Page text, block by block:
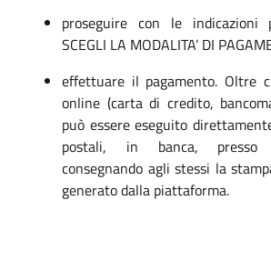
proseguire con le indicazioni
SCEGLI LA MODALITA’ DI
effettuare il pagamento. Oltre
online (carta di credito,
può essere eseguito
postali, in banca, presso
consegnando agli stessi la
generato dalla piattaforma.